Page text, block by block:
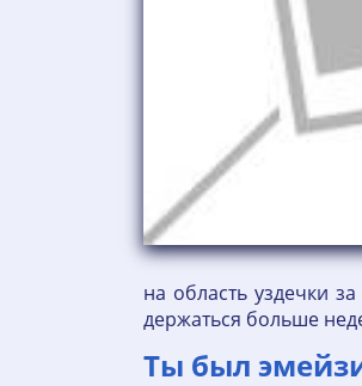
на область уздечки
держаться больше
Ты был